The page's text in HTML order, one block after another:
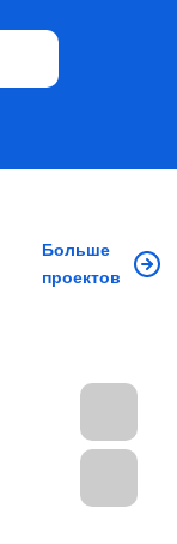
Больше
проектов